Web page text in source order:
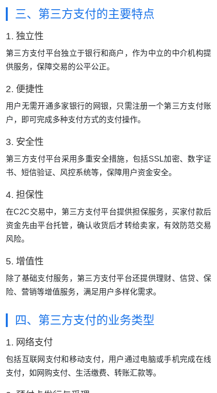
三、第三方支付的主要特点
1. 独立性
第三方支付平台独立于银行和商户，作为中立的中介机构提
供服务，保障交易的公平公正。
2. 便捷性
用户无需开通多家银行的网银，只需注册一个第三方支付账
户，即可完成多种支付方式的支付操作。
3. 安全性
第三方支付平台采用多重安全措施，包括SSL加密、数字证
书、短信验证、风控系统等，保障用户资金安全。
4. 担保性
在C2C交易中，第三方支付平台提供担保服务，买家付款后
资金先由平台托管，确认收货后才转给卖家，有效防范交易
风险。
5. 增值性
除了基础支付服务，第三方支付平台还提供理财、信贷、保
险、营销等增值服务，满足用户多样化需求。
四、第三方支付的业务类型
1. 网络支付
包括互联网支付和移动支付，用户通过电脑或手机完成在线
支付，如网购支付、生活缴费、转账汇款等。